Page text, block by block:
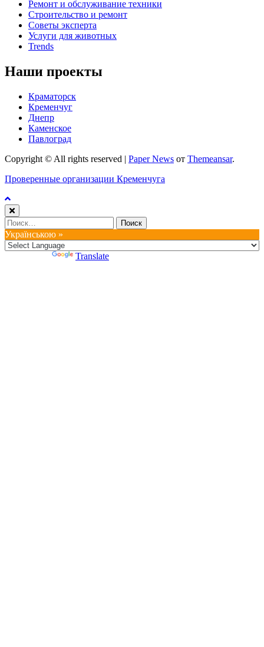
Ремонт и обслуживание техники
Строительство и ремонт
Советы эксперта
Услуги для животных
Trends
Наши проекты
Краматорск
Кременчуг
Днепр
Каменское
Павлоград
Copyright © All rights reserved | Paper News от Themeansar.
Проверенные организации Кременчуга
Найти:
Українською »
Translate